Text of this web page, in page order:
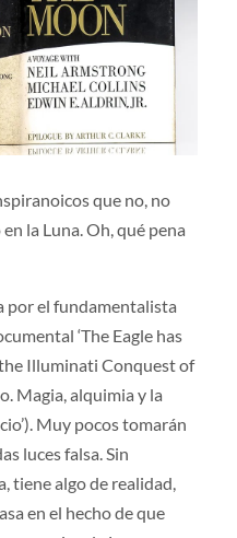
que no, no
la Luna. Oh, qué pena
por el fundamentalista
‘The Eagle has
Illuminati Conquest of
Magia, alquimia y la
Muy pocos tomarán
luces falsa. Sin
tiene algo de realidad,
en el hecho de que